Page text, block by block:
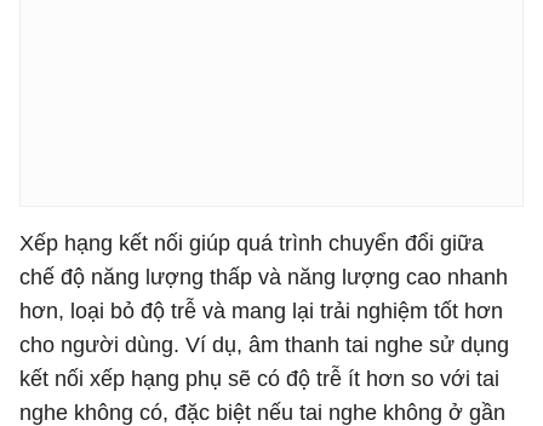
Xếp hạng kết nối giúp quá trình chuyển đổi giữa
chế độ năng lượng thấp và năng lượng cao nhanh
hơn, loại bỏ độ trễ và mang lại trải nghiệm tốt hơn
cho người dùng. Ví dụ, âm thanh tai nghe sử dụng
kết nối xếp hạng phụ sẽ có độ trễ ít hơn so với tai
nghe không có, đặc biệt nếu tai nghe không ở gần